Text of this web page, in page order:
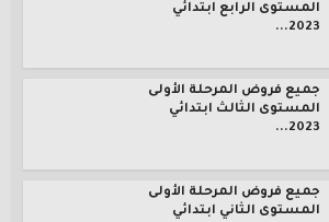
المستوى الرابع ابتدائي
2023...
جميع فروض المرحلة الأولى
المستوى الثالث ابتدائي
2023...
جميع فروض المرحلة الأولى
المستوى الثاني ابتدائي